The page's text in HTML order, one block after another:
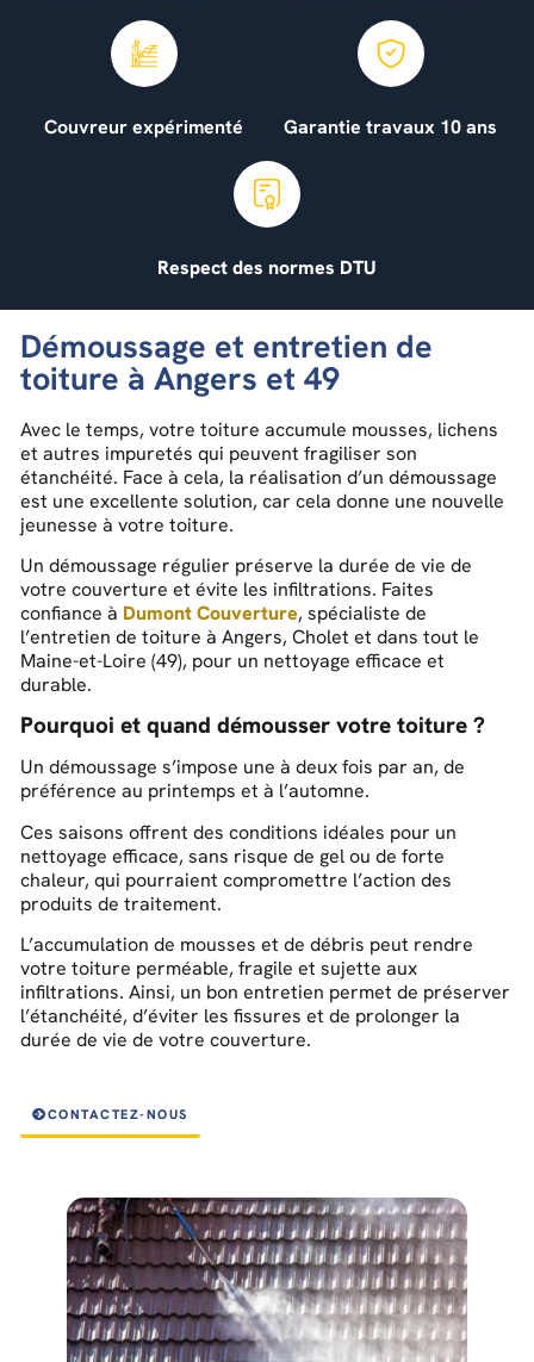
Couvreur expérimenté Garantie travaux 10 ans
Respect des normes DTU
Démoussage et entretien de
toiture à Angers et 49
Avec le temps, votre toiture accumule mousses, lichens
et autres impuretés qui peuvent fragiliser son
étanchéité. Face à cela, la réalisation d’un démoussage
est une excellente solution, car cela donne une nouvelle
jeunesse à votre toiture.
Un démoussage régulier préserve la durée de vie de
votre couverture et évite les infiltrations. Faites
confiance à Dumont Couverture, spécialiste de
l’entretien de toiture à Angers, Cholet et dans tout le
Maine-et-Loire (49), pour un nettoyage efficace et
durable.
Pourquoi et quand démousser votre toiture ?
Un démoussage s’impose une à deux fois par an, de
préférence au printemps et à l’automne.
Ces saisons offrent des conditions idéales pour un
nettoyage efficace, sans risque de gel ou de forte
chaleur, qui pourraient compromettre l’action des
produits de traitement.
L’accumulation de mousses et de débris peut rendre
votre toiture perméable, fragile et sujette aux
infiltrations. Ainsi, un bon entretien permet de préserver
l’étanchéité, d’éviter les fissures et de prolonger la
durée de vie de votre couverture.
CONTACTEZ-NOUS